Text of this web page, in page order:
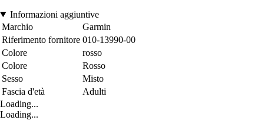
Informazioni aggiuntive
Marchio
Garmin
Riferimento fornitore 010-13990-00
Colore
rosso
Colore
Rosso
Sesso
Misto
Fascia d'età
Adulti
Loading...
Loading...